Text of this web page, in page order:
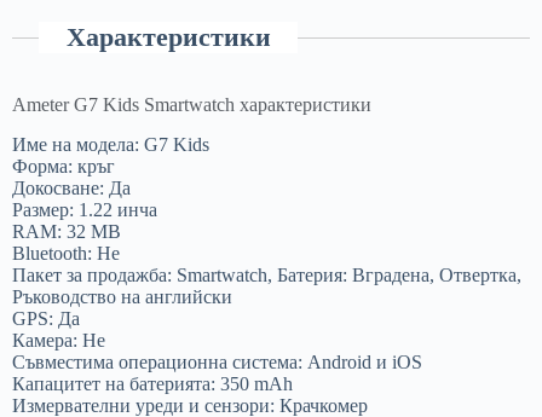
Характеристики
Ameter G7 Kids Smartwatch характеристики
Име на модела: G7 Kids
Форма: кръг
Докосване: Да
Размер: 1.22 инча
RAM: 32 MB
Bluetooth: Не
Пакет за продажба: Smartwatch, Батерия: Вградена, Отвертка,
Ръководство на английски
GPS: Да
Камера: Не
Съвместима операционна система: Android и iOS
Капацитет на батерията: 350 mAh
Измервателни уреди и сензори: Крачкомер